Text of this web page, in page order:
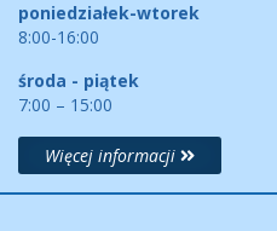
poniedziałek-wtorek
8:00-16:00
środa - piątek
7:00 – 15:00
Więcej informacji